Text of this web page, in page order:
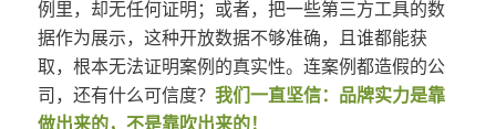
例里，却无任何证明；或者，把一些第三方工具的数
据作为展示，这种开放数据不够准确，且谁都能获
取，根本无法证明案例的真实性。连案例都造假的公
司，还有什么可信度？ 我们一直坚信：品牌实力是靠
做出来的，不是靠吹出来的！